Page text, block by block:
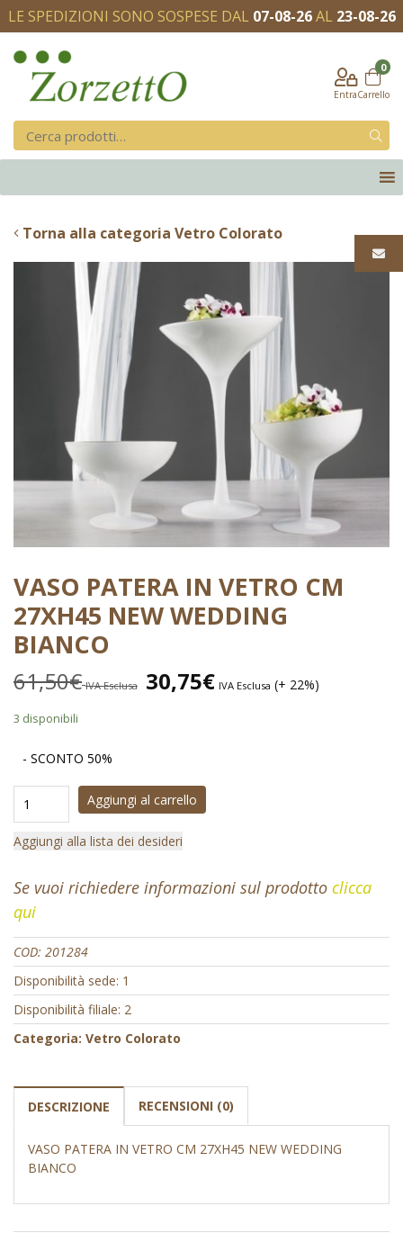
LE SPEDIZIONI SONO SOSPESE DAL 07-08-26AL 23-08-26
Entra
0
Carrello
Torna alla categoria Vetro Colorato
VASO PATERA IN VETRO CM
27XH45 NEW WEDDING
BIANCO
61,50€ IVA Esclusa 30,75€ IVA Esclusa (+ 22%)
3 disponibili
- SCONTO 50%
Aggiungi al carrello
Aggiungi alla lista dei desideri
Se vuoi richiedere informazioni sul prodotto clicca
qui
COD: 201284
Disponibilità sede: 1
Disponibilità filiale: 2
Categoria: Vetro Colorato
DESCRIZIONE RECENSIONI (0)
VASO PATERA IN VETRO CM 27XH45 NEW WEDDING
BIANCO